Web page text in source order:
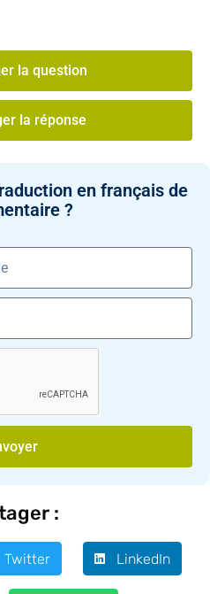
la question
la réponse
en français de
?
:
Twitter LinkedIn